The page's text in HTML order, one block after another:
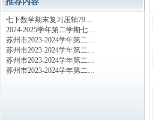
七下数学期末复习压轴79…
2024-2025学年第二学期七…
苏州市2023-2024学年第二…
苏州市2023-2024学年第二…
苏州市2023-2024学年第二…
苏州市2023-2024学年第二…